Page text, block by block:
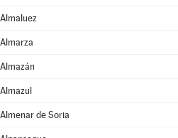
Almaluez
Almarza
Almazán
Almazul
Almenar de Soria